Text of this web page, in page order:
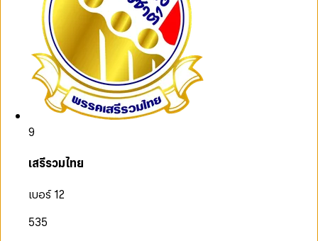
9
เสรีรวมไทย
เบอร์ 12
535